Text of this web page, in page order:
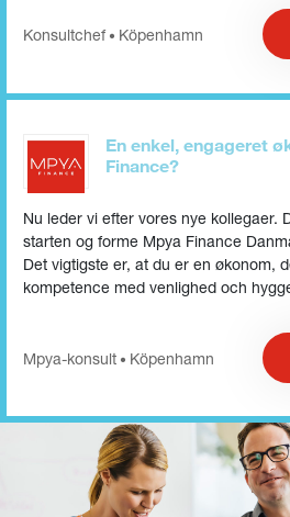
Konsultchef• Köpenhamn
En enkel, engageret
Finance?
Nu leder vi efter vores nye kollegaer.
starten og forme Mpya Finance
Det vigtigste er, at du er en økonom,
kompetence med venlighed och
Mpya-konsult • Köpenhamn